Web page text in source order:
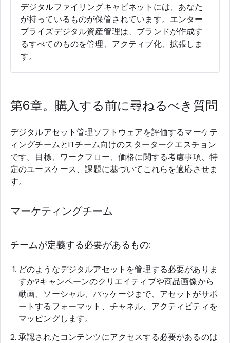
デジタルファイリングキャビネットには、あなた
が持っているものが保管されています。エンター
プライズデジタル資産管理は、ブランドが作成す
るすべてのものを管理、アクティブ化、拡張しま
す。
第6章。購入する前に尋ねるべき質問
デジタルアセット管理ソフトウェアを評価するマーケテ
ィングチームとITチーム向けのスタータークエスチョン
です。目標、ワークフロー、価格に関する考慮事項、特
定のユースケース、課題に基づいてこれらを適応させま
す。
マーケティングチーム
チームが定義する必要があるもの:
どのようなデジタルアセットを管理する必要がありま
すか?キャンペーンのクリエイティブや商品画像から
動画、ソーシャル、パッケージまで、アセットがサポ
ートするフォーマット、チャネル、アクティビティを
マッピングします。
承認されたコンテンツにアクセスする必要があるのは